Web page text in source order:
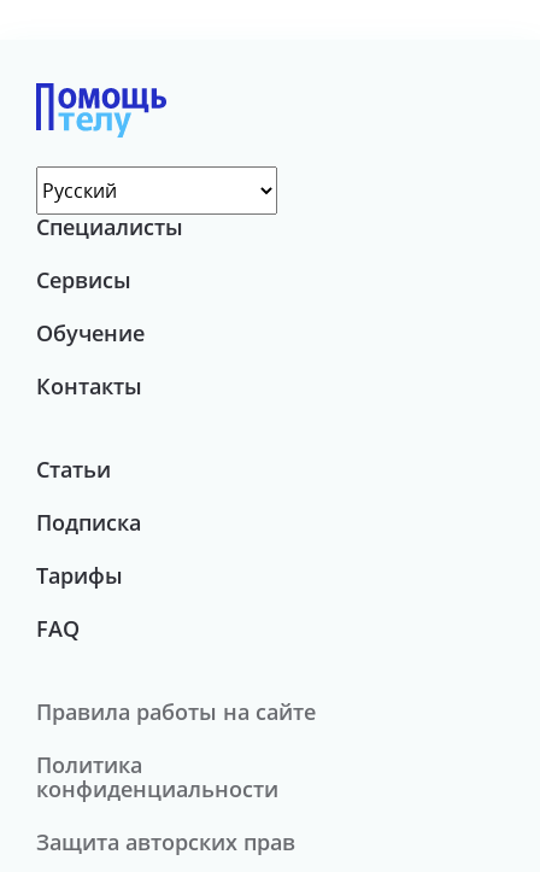
Специалисты
Сервисы
Обучение
Контакты
Статьи
Подписка
Тарифы
FAQ
Правила работы на сайте
Политика
конфиденциальности
Защита авторских прав